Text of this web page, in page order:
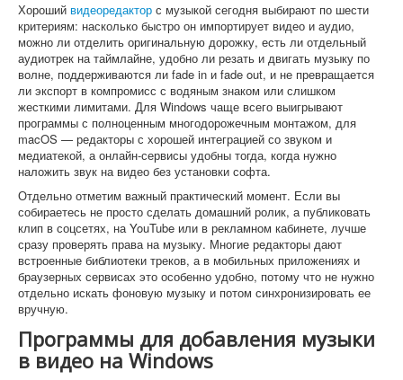
Хороший видеоредактор с музыкой сегодня выбирают по шести
критериям: насколько быстро он импортирует видео и аудио,
можно ли отделить оригинальную дорожку, есть ли отдельный
аудиотрек на таймлайне, удобно ли резать и двигать музыку по
волне, поддерживаются ли fade in и fade out, и не превращается
ли экспорт в компромисс с водяным знаком или слишком
жесткими лимитами. Для Windows чаще всего выигрывают
программы с полноценным многодорожечным монтажом, для
macOS — редакторы с хорошей интеграцией со звуком и
медиатекой, а онлайн-сервисы удобны тогда, когда нужно
наложить звук на видео без установки софта.
Отдельно отметим важный практический момент. Если вы
собираетесь не просто сделать домашний ролик, а публиковать
клип в соцсетях, на YouTube или в рекламном кабинете, лучше
сразу проверять права на музыку. Многие редакторы дают
встроенные библиотеки треков, а в мобильных приложениях и
браузерных сервисах это особенно удобно, потому что не нужно
отдельно искать фоновую музыку и потом синхронизировать ее
вручную.
Программы для добавления музыки
в видео на Windows